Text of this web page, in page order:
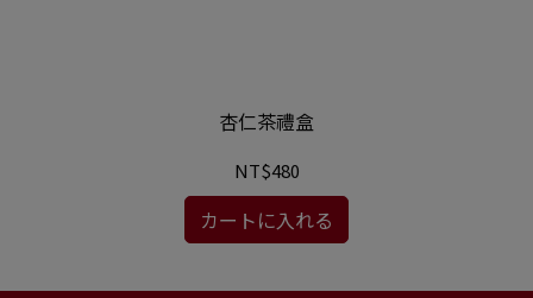
杏仁茶禮盒
NT$480
カートに入れる